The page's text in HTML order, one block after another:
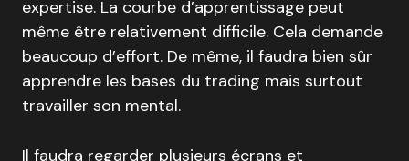
expertise. La courbe d’apprentissage peut
même être relativement difficile. Cela demande
beaucoup d’effort. De même, il faudra bien sûr
apprendre les bases du trading mais surtout
travailler son mental.
Il faudra regarder plusieurs écrans et